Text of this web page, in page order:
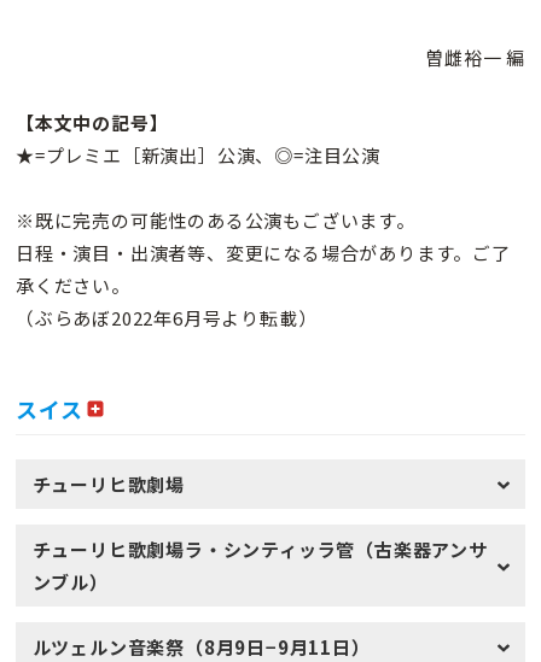
曽雌裕一 編
【本文中の記号】
★=プレミエ［新演出］公演、◎=注目公演
※既に完売の可能性のある公演もございます。
日程・演目・出演者等、変更になる場合があります。ご了
承ください。
（ぶらあぼ2022年6月号より転載）
スイス
チューリヒ歌劇場
チューリヒ歌劇場ラ・シンティッラ管（古楽器アンサ
ンブル）
ルツェルン音楽祭（8月9日−9月11日）